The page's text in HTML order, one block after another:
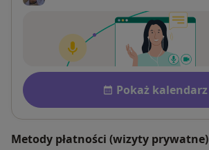
Dostępność
Pokaż kalendarz
Metody płatności (wizyty prywatne)